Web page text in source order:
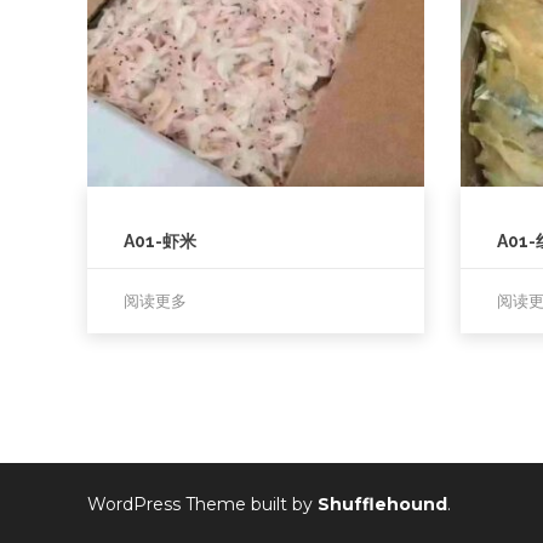
A01-虾米
阅读更多
A01-
阅读
WordPress Theme built by Shufflehound.